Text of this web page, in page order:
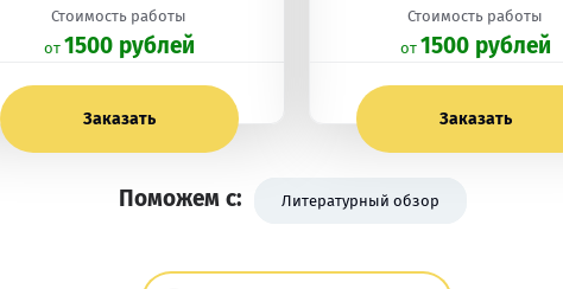
Стоимость работы
oт 1500 рублей
Заказать
Стоимость работы
oт 1500 рублей
Заказать
Поможем с: Литературный обзор